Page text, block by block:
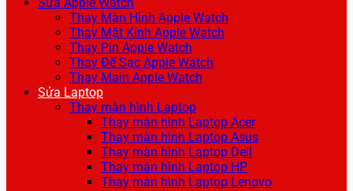
Thay Màn Hình Apple Watch
Thay Mặt Kính Apple Watch
Thay Pin Apple Watch
Thay Đế Sạc Apple Watch
Thay Main Apple Watch
Sửa Laptop
Thay màn hình Laptop
Thay màn hình Laptop Acer
Thay màn hình Laptop Asus
Thay màn hình Laptop Dell
Thay màn hình Laptop HP
Thay màn hình Laptop Lenovo